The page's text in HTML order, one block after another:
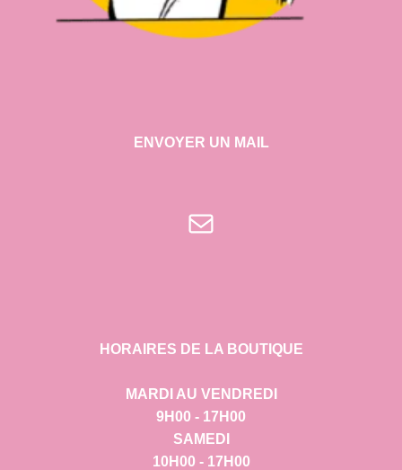
ENVOYER UN MAIL
E-mail
HORAIRES DE LA BOUTIQUE
MARDI AU VENDREDI
9H00 - 17H00
SAMEDI
10H00 - 17H00